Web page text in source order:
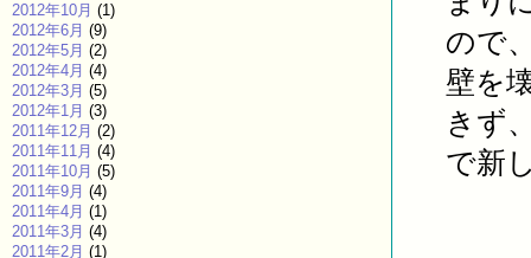
ので
壁を
きず
で新
2012年10月 (1)
2012年6月 (9)
2012年5月 (2)
2012年4月 (4)
2012年3月 (5)
2012年1月 (3)
2011年12月 (2)
2011年11月 (4)
2011年10月 (5)
2011年9月 (4)
2011年4月 (1)
2011年3月 (4)
2011年2月 (1)